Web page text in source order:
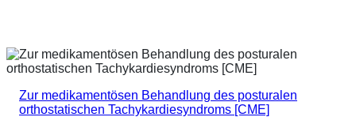
Zur medikamentösen Behandlung des posturalen
orthostatischen Tachykardiesyndroms [CME]